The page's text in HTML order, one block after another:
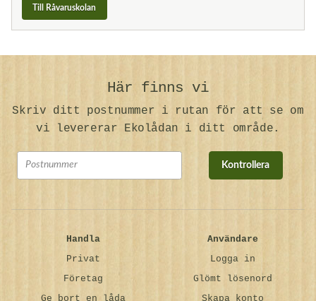
Till Råvaruskolan
Här finns vi
Skriv ditt postnummer i rutan för att se om
vi levererar Ekolådan i ditt område.
Kontrollera
Handla
Privat
Företag
Ge bort en låda
Användare
Logga in
Glömt lösenord
Skapa konto